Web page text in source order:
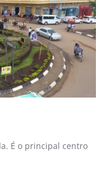
É o principal centro